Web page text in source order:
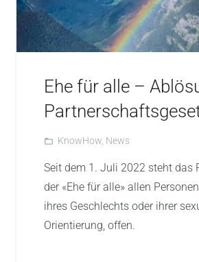
Ehe für alle –
folder_open KnowHow, News
Seit dem 1. Juli 2022 steht das
der «Ehe für alle» allen
ihres Geschlechts oder ihrer
Orientierung, offen.